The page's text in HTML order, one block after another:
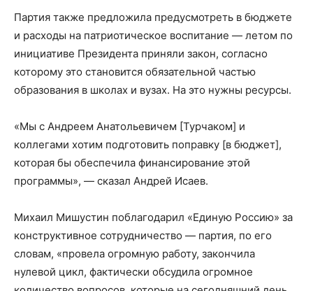
Партия также предложила предусмотреть в бюджете
и расходы на патриотическое воспитание — летом по
инициативе Президента приняли закон, согласно
которому это становится обязательной частью
образования в школах и вузах. На это нужны ресурсы.
«Мы с Андреем Анатольевичем [Турчаком] и
коллегами хотим подготовить поправку [в бюджет],
которая бы обеспечила финансирование этой
программы», — сказал Андрей Исаев.
Михаил Мишустин поблагодарил «Единую Россию» за
конструктивное сотрудничество — партия, по его
словам, «провела огромную работу, закончила
нулевой цикл, фактически обсудила огромное